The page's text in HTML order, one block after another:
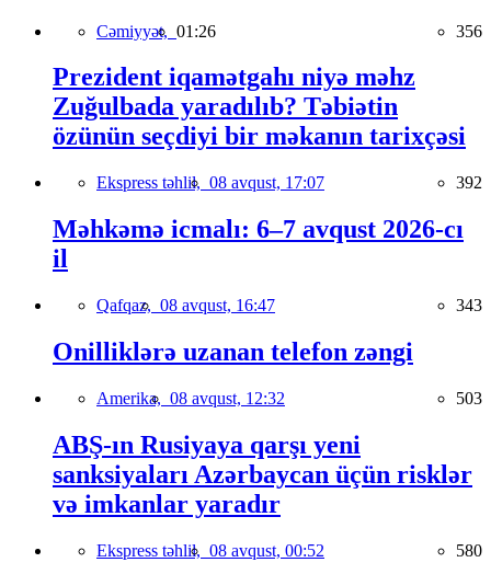
Cəmiyyət, 01:26 356
Prezident iqamətgahı niyə məhz
Zuğulbada yaradılıb? Təbiətin
özünün seçdiyi bir məkanın tarixçəsi
Ekspress təhlil, 08 avqust, 17:07 392
Məhkəmə icmalı: 6–7 avqust 2026-cı
il
Qafqaz, 08 avqust, 16:47 343
Onilliklərə uzanan telefon zəngi
Amerika, 08 avqust, 12:32 503
ABŞ-ın Rusiyaya qarşı yeni
sanksiyaları Azərbaycan üçün risklər
və imkanlar yaradır
Ekspress təhlil, 08 avqust, 00:52 580